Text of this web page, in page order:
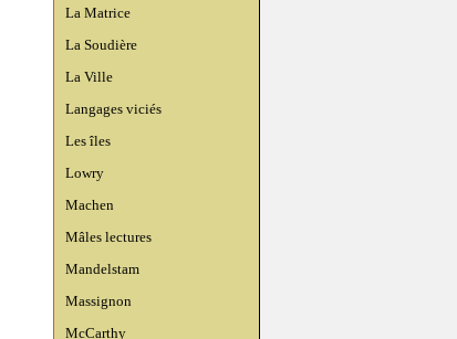
La Matrice
La Soudière
La Ville
Langages viciés
Les îles
Lowry
Machen
Mâles lectures
Mandelstam
Massignon
McCarthy